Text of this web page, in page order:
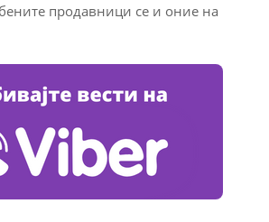
продавници се и оние на